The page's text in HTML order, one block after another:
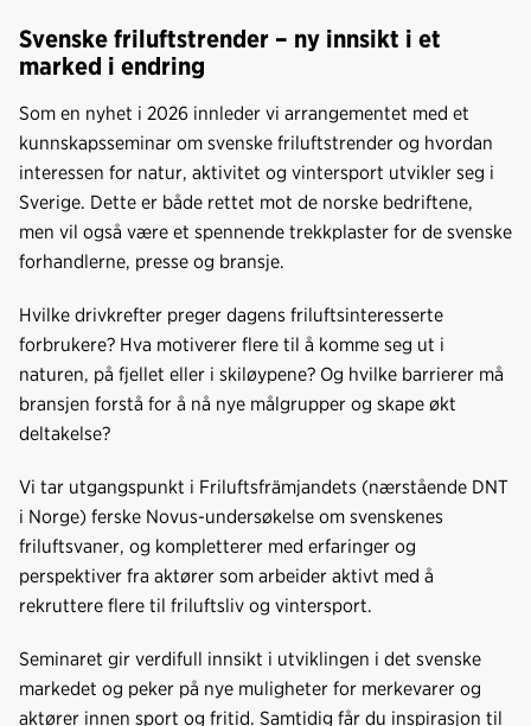
Svenske friluftstrender – ny innsikt i et
marked i endring
Som en nyhet i 2026 innleder vi arrangementet med et
kunnskapsseminar om svenske friluftstrender og hvordan
interessen for natur, aktivitet og vintersport utvikler seg i
Sverige. Dette er både rettet mot de norske bedriftene,
men vil også være et spennende trekkplaster for de svenske
forhandlerne, presse og bransje.
Hvilke drivkrefter preger dagens friluftsinteresserte
forbrukere? Hva motiverer flere til å komme seg ut i
naturen, på fjellet eller i skiløypene? Og hvilke barrierer må
bransjen forstå for å nå nye målgrupper og skape økt
deltakelse?
Vi tar utgangspunkt i Friluftsfrämjandets (nærstående DNT
i Norge) ferske Novus-undersøkelse om svenskenes
friluftsvaner, og kompletterer med erfaringer og
perspektiver fra aktører som arbeider aktivt med å
rekruttere flere til friluftsliv og vintersport.
Seminaret gir verdifull innsikt i utviklingen i det svenske
markedet og peker på nye muligheter for merkevarer og
aktører innen sport og fritid. Samtidig får du inspirasjon til